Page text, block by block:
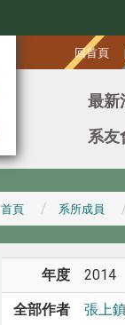
回首頁 |
最新
系友
首頁 系所成員
年度 2014
全部作者 張上